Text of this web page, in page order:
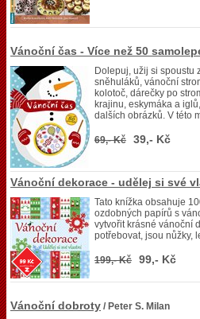
Vánoční čas - Více než 50
Dolepuj, užij si spoustu
sněhuláků, vánoční
kolotoč, dárečky po
krajinu, eskymáka a
dalších obrázků. V této
69,- Kč 39,- Kč
Vánoční dekorace - udělej si své
Tato knížka obsahuje
ozdobných papírů s
vytvořit krásné vánoční
potřebovat, jsou nůžky,
199,- Kč 99,- Kč
Vánoční dobroty / Peter S. Milan